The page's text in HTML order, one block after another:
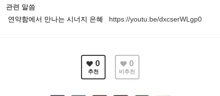
관련 말씀
연약함에서 만나는 시너지 은혜 https://youtu.be/dxcserWLgp0
0
추천
0
비추천